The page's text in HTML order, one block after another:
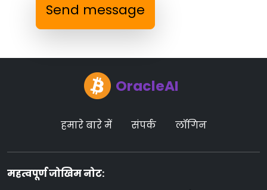
Send message
OracleAI
हमारे बारे में संपर्क लॉगिन
महत्वपूर्ण जोखिम नोट: